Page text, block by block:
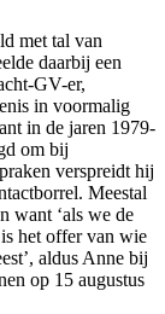
met tal van
daarbij een
GV-er,
in voormalig
in de jaren 1979-
om bij
verspreidt hij
Meestal
want ‘als we de
is het offer van wie
aldus Anne bij
op 15 augustus